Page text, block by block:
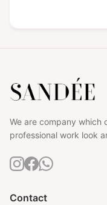
We are company which
professional work look
Contact